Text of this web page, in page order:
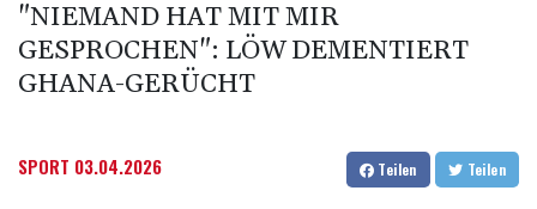
"NIEMAND HAT MIT MIR
GESPROCHEN": LÖW DEMENTIERT
GHANA-GERÜCHT
SPORT 03.04.2026 Teilen Teilen